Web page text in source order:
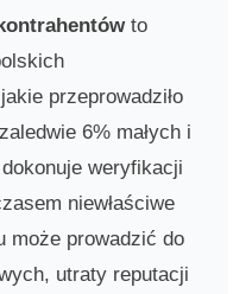
to
przeprowadziło
6% małych i
weryfikacji
niewłaściwe
może prowadzić do
utraty reputacji